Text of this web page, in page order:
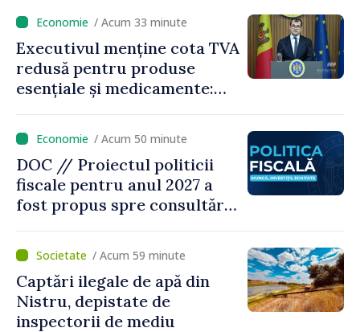
/ Acum 33 minute
Executivul menține cota TVA
redusă pentru produse
esențiale și medicamente:
pe seama consumului de
bază al oamenilor”
/ Acum 50 minute
DOC // Proiectul politicii
fiscale pentru anul 2027 a
fost propus spre consultări
/ Acum 59 minute
Captări ilegale de apă din
Nistru, depistate de
inspectorii de mediu